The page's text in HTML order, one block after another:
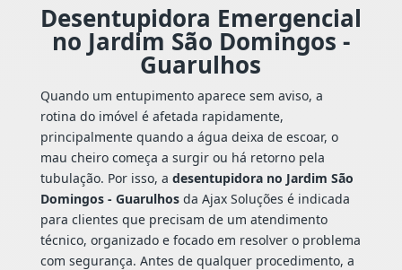
Desentupidora Emergencial
no Jardim São Domingos -
Guarulhos
Quando um entupimento aparece sem aviso, a
rotina do imóvel é afetada rapidamente,
principalmente quando a água deixa de escoar, o
mau cheiro começa a surgir ou há retorno pela
tubulação. Por isso, a desentupidora no Jardim São
Domingos - Guarulhosda Ajax Soluções é indicada
para clientes que precisam de um atendimento
técnico, organizado e focado em resolver o problema
com segurança. Antes de qualquer procedimento, a